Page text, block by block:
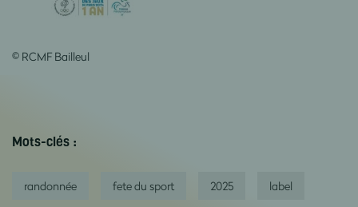
© RCMF Bailleul
Mots-clés :
randonnée fete du sport 2025 label